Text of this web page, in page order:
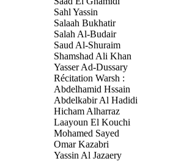
Sahl Yassin
Salaah Bukhatir
Salah Al-Budair
Saud Al-Shuraim
Shamshad Ali Khan
Yasser Ad-Dussary
Récitation Warsh :
Abdelhamid Hssain
Abdelkabir Al Hadidi
Hicham Alharraz
Laayoun El Kouchi
Mohamed Sayed
Omar Kazabri
Yassin Al Jazaery